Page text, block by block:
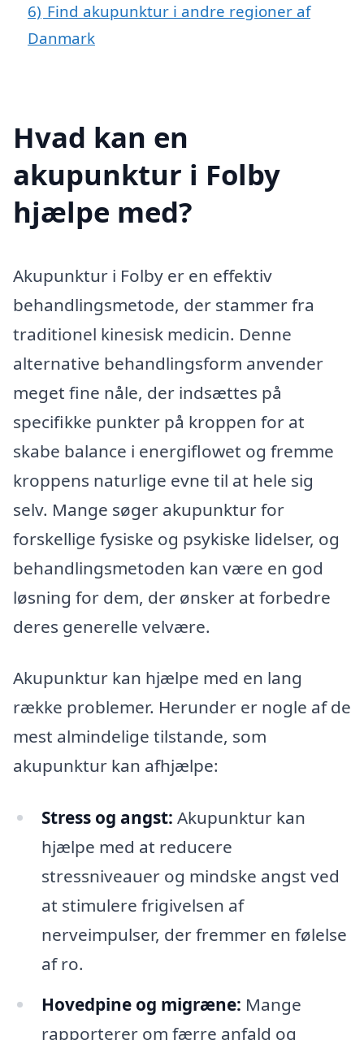
6) Find akupunktur i andre regioner af
Danmark
Hvad kan en
akupunktur i Folby
hjælpe med?
Akupunktur i Folby er en effektiv
behandlingsmetode, der stammer fra
traditionel kinesisk medicin. Denne
alternative behandlingsform anvender
meget fine nåle, der indsættes på
specifikke punkter på kroppen for at
skabe balance i energiflowet og fremme
kroppens naturlige evne til at hele sig
selv. Mange søger akupunktur for
forskellige fysiske og psykiske lidelser, og
behandlingsmetoden kan være en god
løsning for dem, der ønsker at forbedre
deres generelle velvære.
Akupunktur kan hjælpe med en lang
række problemer. Herunder er nogle af de
mest almindelige tilstande, som
akupunktur kan afhjælpe:
Stress og angst: Akupunktur kan
hjælpe med at reducere
stressniveauer og mindske angst ved
at stimulere frigivelsen af
nerveimpulser, der fremmer en følelse
af ro.
Hovedpine og migræne: Mange
rapporterer om færre anfald og